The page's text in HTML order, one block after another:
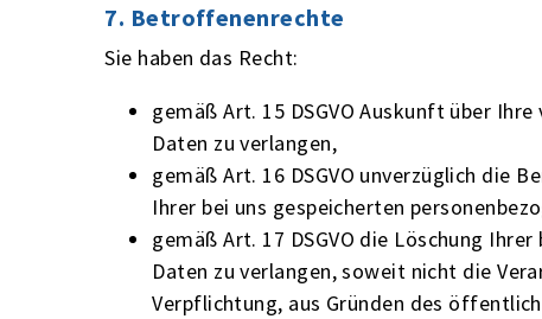
7. Betroffenenrechte
Sie haben das Recht:
gemäß Art. 15 DSGVO Auskunft über
Daten zu verlangen,
gemäß Art. 16 DSGVO unverzüglich die
Ihrer bei uns gespeicherten
gemäß Art. 17 DSGVO die Löschung
Daten zu verlangen, soweit nicht die
Verpflichtung, aus Gründen des